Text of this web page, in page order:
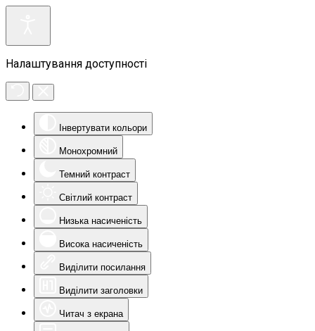
Налаштування доступності
Інвертувати кольори
Монохромний
Темний контраст
Світлий контраст
Низька насиченість
Висока насиченість
Виділити посилання
Виділити заголовки
Читач з екрана